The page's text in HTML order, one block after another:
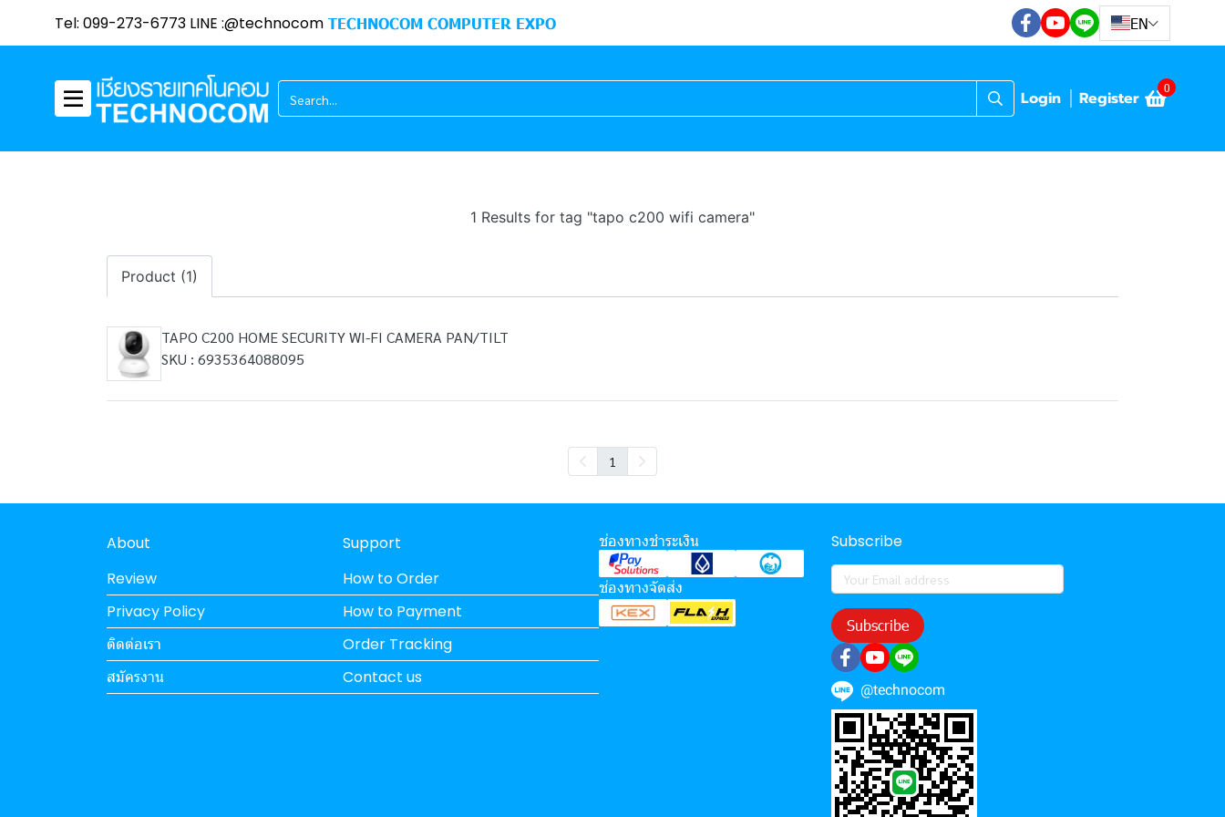
Tel: 099-273-6773 LINE :@technocom TECHNOCOM COMPUTER EXPO EN
Login Register 0
1 Results for tag "tapo c200 wifi camera"
Product (1)
TAPO C200 HOME SECURITY WI-FI CAMERA PAN/TILT
SKU : 6935364088095
1
About
Review
Privacy Policy
ติดต่อเรา
สมัครงาน
Support
How to Order
How to Payment
Order Tracking
Contact us
ช่องทางชำระเงิน
ช่องทางจัดส่ง
Subscribe
Subscribe
@technocom